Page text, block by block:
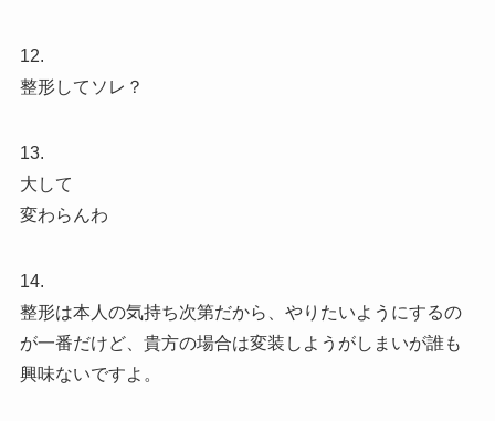
12.
整形してソレ？
13.
大して
変わらんわ
14.
整形は本人の気持ち次第だから、やりたいようにするの
が一番だけど、貴方の場合は変装しようがしまいが誰も
興味ないですよ。